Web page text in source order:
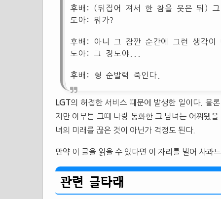
후배: (뒤집어 져서 한 참을 웃은 뒤) 그
도아: 뭐가?
후배: 아니 그 잠깐 순간에 그런 생각이
도아: 그 정도야...
후배: 형 순발력 죽인다.
LGT의 허접한 서비스 때문에 발생한 일이다. 물
지만 아무튼 그때 나랑 통화한 그 남녀는 어찌됐
녀의 미래를 끊은 것이 아닌가 걱정도 된다.
만약 이 글을 읽을 수 있다면 이 자리를 빌어 사과
관련 글타래